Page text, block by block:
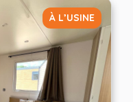
À L’USINE